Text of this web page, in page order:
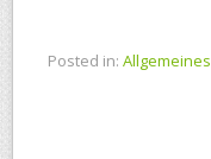
Posted in: Allgemeines